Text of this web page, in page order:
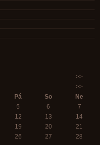
>>
>>
Pá So
Ne
5 6
7
12 13
14
19 20
21
26 27
28